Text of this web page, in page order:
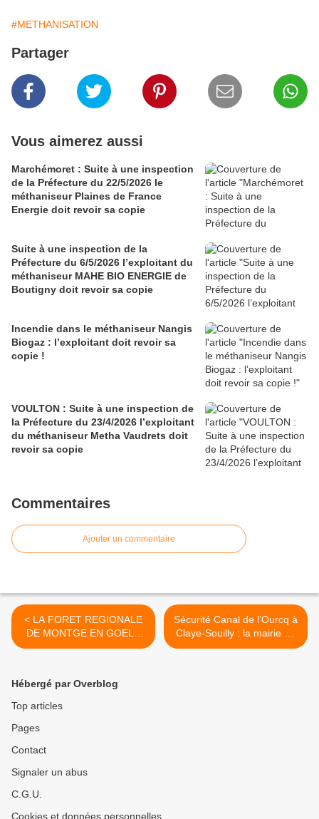
#METHANISATION
Partager
Vous aimerez aussi
Marchémoret : Suite à une inspection
de la Préfecture du 22/5/2026 le
méthaniseur Plaines de France
Energie doit revoir sa copie
Suite à une inspection de la
Préfecture du 6/5/2026 l’exploitant du
méthaniseur MAHE BIO ENERGIE de
Boutigny doit revoir sa copie
Incendie dans le méthaniseur Nangis
Biogaz : l’exploitant doit revoir sa
copie !
VOULTON : Suite à une inspection de
la Préfecture du 23/4/2026 l’exploitant
du méthaniseur Metha Vaudrets doit
revoir sa copie
Commentaires
Ajouter un commentaire
< LA FORET REGIONALE
DE MONTGE EN GOELE
EN AUTOMNE
Sécurité Canal de l’Ourcq à
Claye-Souilly : la mairie de
Paris a-t-elle effectué les
Hébergé par Overblog
Top articles
Pages
Contact
Signaler un abus
C.G.U.
Cookies et données personnelles